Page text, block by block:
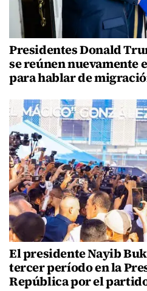
Presidentes Donald
se reúnen nuevamente
para hablar de
El presidente Nayib
tercer período en la
República por el